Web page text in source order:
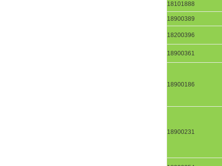
18101888
18900389
18200396
18900361
18900186
18900231